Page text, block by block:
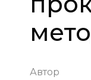
Автор